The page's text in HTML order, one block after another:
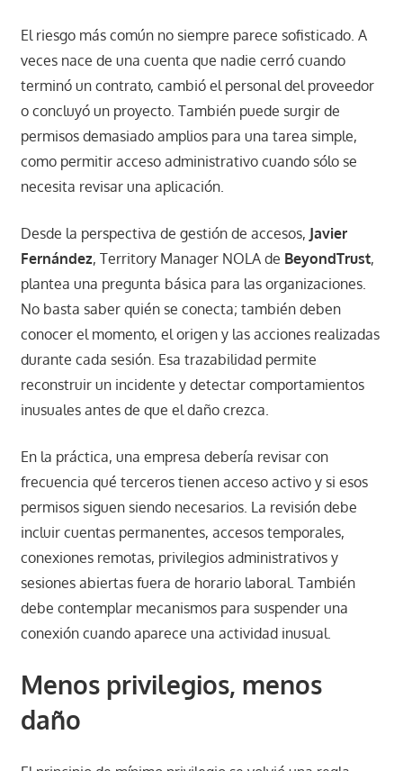
El riesgo más común no siempre parece sofisticado. A
veces nace de una cuenta que nadie cerró cuando
terminó un contrato, cambió el personal del proveedor
o concluyó un proyecto. También puede surgir de
permisos demasiado amplios para una tarea simple,
como permitir acceso administrativo cuando sólo se
necesita revisar una aplicación.
Desde la perspectiva de gestión de accesos, Javier
Fernández, Territory Manager NOLA de BeyondTrust,
plantea una pregunta básica para las organizaciones.
No basta saber quién se conecta; también deben
conocer el momento, el origen y las acciones realizadas
durante cada sesión. Esa trazabilidad permite
reconstruir un incidente y detectar comportamientos
inusuales antes de que el daño crezca.
En la práctica, una empresa debería revisar con
frecuencia qué terceros tienen acceso activo y si esos
permisos siguen siendo necesarios. La revisión debe
incluir cuentas permanentes, accesos temporales,
conexiones remotas, privilegios administrativos y
sesiones abiertas fuera de horario laboral. También
debe contemplar mecanismos para suspender una
conexión cuando aparece una actividad inusual.
Menos privilegios, menos
daño